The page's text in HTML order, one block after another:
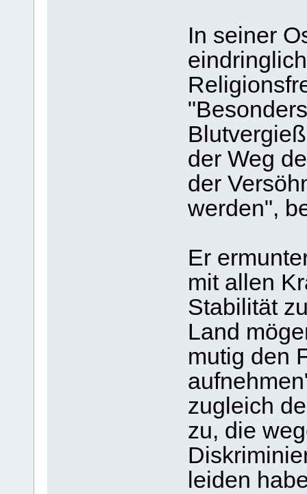
In seiner
der Weg
der
werden",
Er
mit allen
Stabilität
Land
mutig den
zugleich
zu, die
leiden